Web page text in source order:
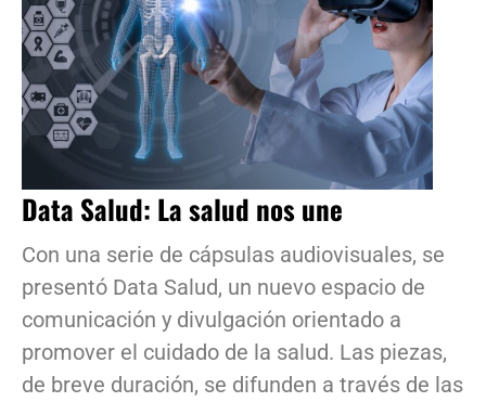
Data Salud: La salud nos une
Con una serie de cápsulas audiovisuales, se
presentó Data Salud, un nuevo espacio de
comunicación y divulgación orientado a
promover el cuidado de la salud. Las piezas,
de breve duración, se difunden a través de las